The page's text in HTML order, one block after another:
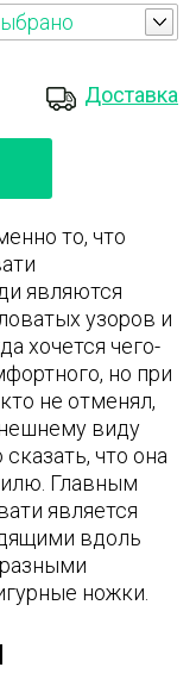
Доставка
то, что
являются
узоров и
хочется чего-
но при
не отменял,
виду
что она
Главным
является
вдоль
ножки.